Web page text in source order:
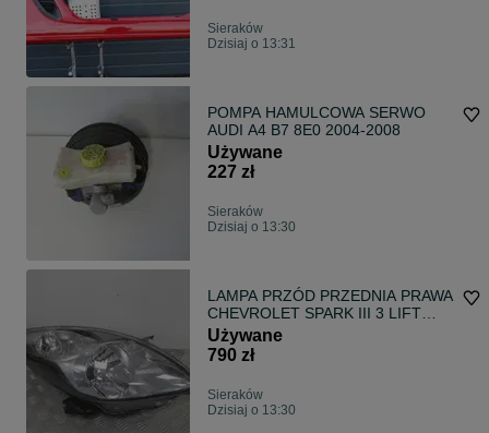
Sieraków
Dzisiaj o 13:31
POMPA HAMULCOWA SERWO
AUDI A4 B7 8E0 2004-2008
Używane
227 zł
Sieraków
Dzisiaj o 13:30
LAMPA PRZÓD PRZEDNIA PRAWA
CHEVROLET SPARK III 3 LIFT
2013-2015 rok
Używane
790 zł
Sieraków
Dzisiaj o 13:30